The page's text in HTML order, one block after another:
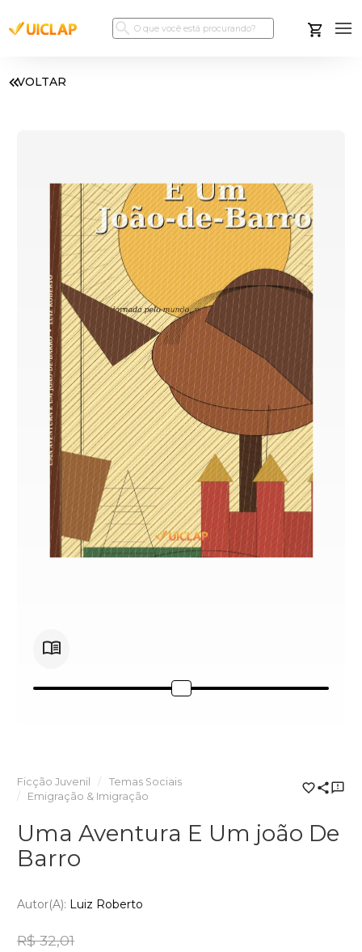
VOLTAR
Ficção Juvenil
Temas Sociais
Emigração & Imigração
Uma Aventura E Um joão De
Barro
Autor(a): Luiz Roberto
R$ 32,01